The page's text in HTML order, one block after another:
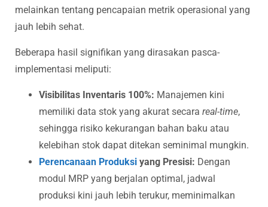
melainkan tentang pencapaian metrik operasional yang
jauh lebih sehat.
Beberapa hasil signifikan yang dirasakan pasca-
implementasi meliputi:
Visibilitas Inventaris 100%: Manajemen kini
memiliki data stok yang akurat secara real-time,
sehingga risiko kekurangan bahan baku atau
kelebihan stok dapat ditekan seminimal mungkin.
Perencanaan Produksi yang Presisi: Dengan
modul MRP yang berjalan optimal, jadwal
produksi kini jauh lebih terukur, meminimalkan